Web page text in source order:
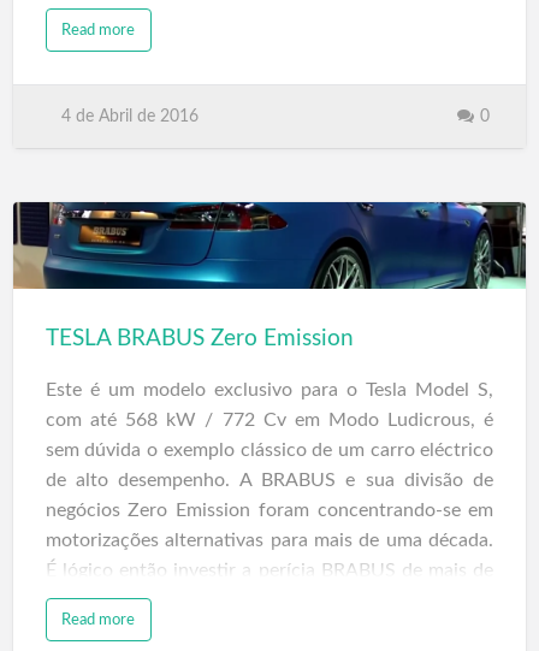
carros mais seguros no seu segmento.
Autonomia por carga: 320 km
Lugares: 5
Segurança: 5 estrelas nos testes
Embora já se possa fazer a encomenda deste novo
modelo, os primeiros vão ser entregues …
Read more
4 de Abril de 2016 0
TESLA BRABUS Zero Emission
Este é um modelo exclusivo para o Tesla Model S,
com até 568 kW / 772 Cv em Modo Ludicrous, é
sem dúvida o exemplo clássico de um carro eléctrico
de alto desempenho. A BRABUS e sua divisão de
negócios Zero Emission foram concentrando-se em
motorizações alternativas para mais de uma década.
É lógico então investir a perícia BRABUS de mais de
35 anos na construção automóvel e sintonia ao mais
alto nível num programa de aperfeicoamento para o
Read more